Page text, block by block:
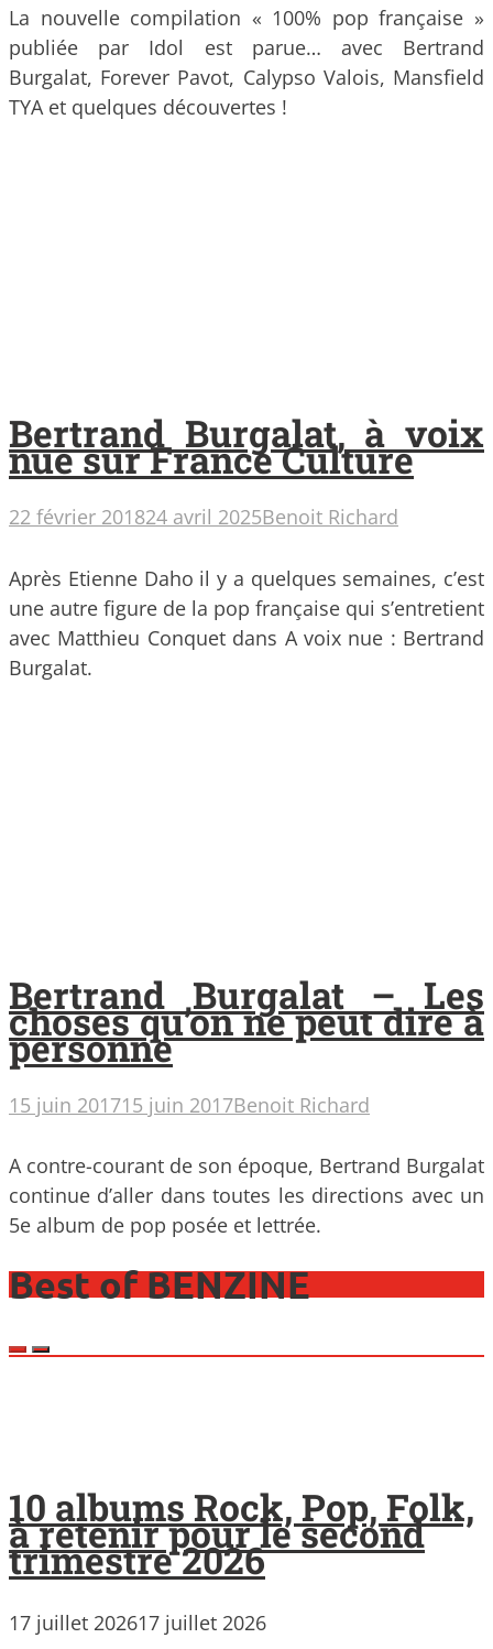
La nouvelle compilation « 100% pop française »
publiée par Idol est parue… avec Bertrand
Burgalat, Forever Pavot, Calypso Valois, Mansfield
TYA et quelques découvertes !
Bertrand Burgalat, à voix
nue sur France Culture
22 février 201824 avril 2025Benoit Richard
Après Etienne Daho il y a quelques semaines, c’est
une autre figure de la pop française qui s’entretient
avec Matthieu Conquet dans A voix nue : Bertrand
Burgalat.
Bertrand Burgalat – Les
choses qu’on ne peut dire à
personne
15 juin 201715 juin 2017Benoit Richard
A contre-courant de son époque, Bertrand Burgalat
continue d’aller dans toutes les directions avec un
5e album de pop posée et lettrée.
Best of BENZINE
10 albums Rock, Pop, Folk,
à retenir pour le second
trimestre 2026
17 juillet 202617 juillet 2026